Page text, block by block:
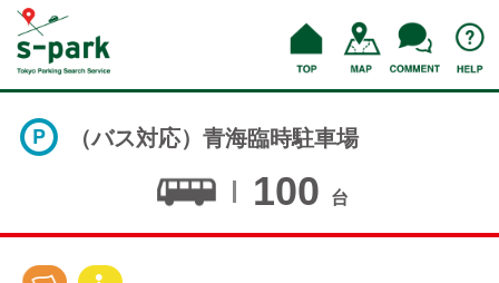
（バス対応）青海臨時駐車場
100 台